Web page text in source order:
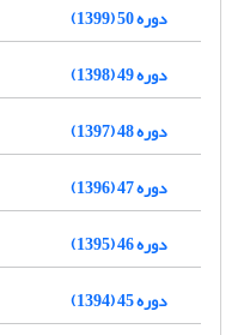
دوره 50 (1399)
دوره 49 (1398)
دوره 48 (1397)
دوره 47 (1396)
دوره 46 (1395)
دوره 45 (1394)